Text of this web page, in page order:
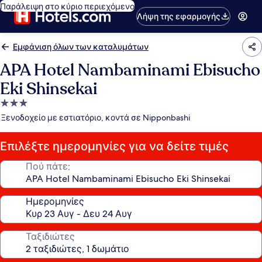
Παράλειψη στο κύριο περιεχόμενο
Λήψη της εφαρμογής
Εμφάνιση όλων των καταλυμάτων
APA Hotel Nambaminami Ebisucho
Eki Shinsekai
Κατάλυμα
με
αστέρια
Ξενοδοχείο με εστιατόριο, κοντά σε Nipponbashi
Επιλέξτε ημερομηνίες για να δείτε τιμές
Πού πάτε;
Ημερομηνίες
Ταξιδιώτες